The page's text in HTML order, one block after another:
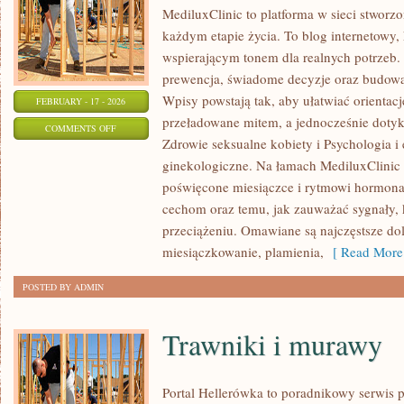
FEBRUARY - 17 - 2026
COMMENTS OFFON
GINEKOLOGICZNE
MediluxClinic to platforma w sieci
każdym etapie życia. To blog
wspierającym tonem dla realnych
prewencja, świadome decyzje oraz
Wpisy powstają tak, aby ułatwiać
przeładowane mitem, a jednocześnie
Zdrowie seksualne kobiety i Psychologia i
ginekologiczne. Na łamach MediluxClinic
poświęcone miesiączce i rytmowi
cechom oraz temu, jak zauważać
przeciążeniu. Omawiane są najczęstsze
miesiączkowanie, plamienia, [ Read
POSTED BY ADMIN
Trawniki i murawy
Portal Hellerówka to poradnikowy serwis